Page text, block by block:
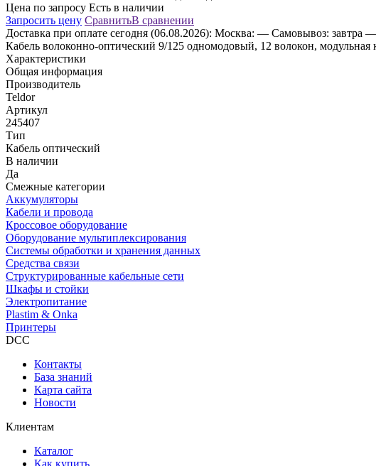
Цена по запросу Есть в наличии
Запросить цену СравнитьВ сравнении
Доставка при оплате сегодня (06.08.2026): Москва: — Самовывоз: завтра —
Кабель волоконно-оптический 9/125 одномодовый, 12 волокон,
Характеристики
Общая информация
Производитель
Teldor
Артикул
245407
Тип
Кабель оптический
В наличии
Да
Смежные категории
Аккумуляторы
Кабели и провода
Кроссовое оборудование
Оборудование мультиплексирования
Системы обработки и хранения данных
Средства связи
Структурированные кабельные сети
Шкафы и стойки
Электропитание
Plastim & Onka
Принтеры
DCC
Контакты
База знаний
Карта сайта
Новости
Клиентам
Каталог
Как купить